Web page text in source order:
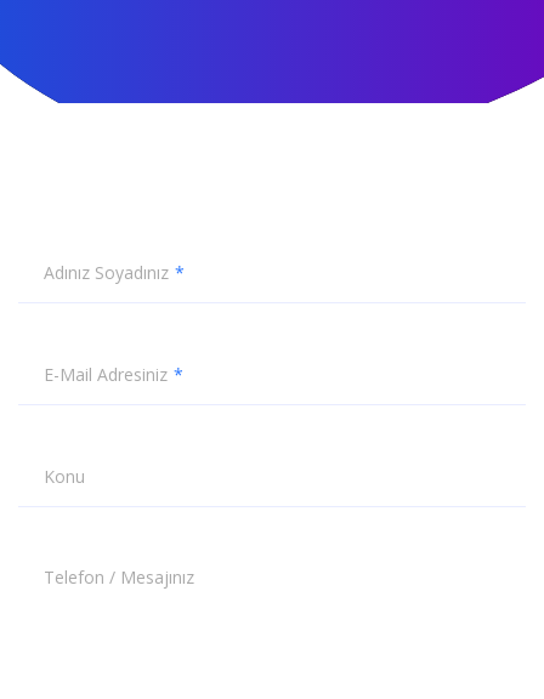
Adınız Soyadınız
E-Mail Adresiniz
Konu
Telefon / Mesajınız